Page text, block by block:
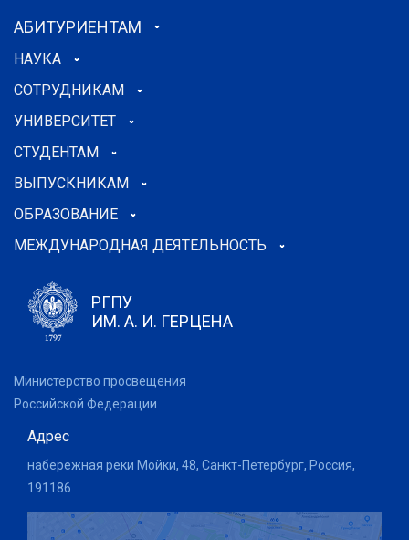
АБИТУРИЕНТАМ
НАУКА
СОТРУДНИКАМ
УНИВЕРСИТЕТ
СТУДЕНТАМ
ВЫПУСКНИКАМ
ОБРАЗОВАНИЕ
МЕЖДУНАРОДНАЯ ДЕЯТЕЛЬНОСТЬ
РГПУ
ИМ. А. И. ГЕРЦЕНА
Министерство просвещения
Российской Федерации
Адрес
набережная реки Мойки, 48, Санкт-Петербург, Россия,
191186